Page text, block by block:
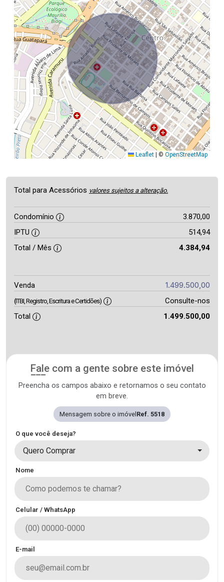
Leaflet ©OpenStreetMap
Total para Acessórios valores sujeitos a alteração.
Condomínio
3.870,00
IPTU
514,94
Total / Mês
4.384,94
Venda 1.499.500,00
(ITBI, Registro, Escritura e Certidões)
Consulte-nos
Total
1.499.500,00
Fale com a gente sobre este imóvel
Preencha os campos abaixo e retornamos o seu contato
em breve.
Mensagem sobre o imóvel Ref. 5518
O que você deseja?
Quero Comprar
Nome
Celular / WhatsApp
E-mail